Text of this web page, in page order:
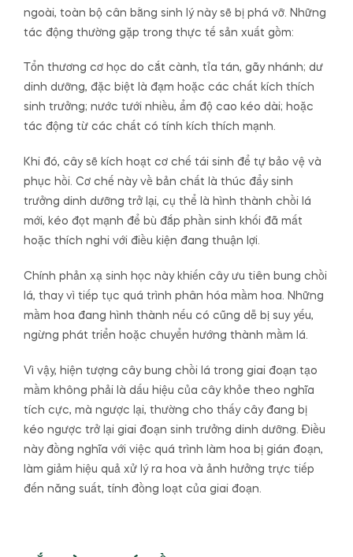
ngoài, toàn bộ cân bằng sinh lý này sẽ bị phá vỡ. Những
tác động thường gặp trong thực tế sản xuất gồm:
Tổn thương cơ học do cắt cành, tỉa tán, gãy nhánh; dư
dinh dưỡng, đặc biệt là đạm hoặc các chất kích thích
sinh trưởng; nước tưới nhiều, ẩm độ cao kéo dài; hoặc
tác động từ các chất có tính kích thích mạnh.
Khi đó, cây sẽ kích hoạt cơ chế tái sinh để tự bảo vệ và
phục hồi. Cơ chế này về bản chất là thúc đẩy sinh
trưởng dinh dưỡng trở lại, cụ thể là hình thành chồi lá
mới, kéo đọt mạnh để bù đắp phần sinh khối đã mất
hoặc thích nghi với điều kiện đang thuận lợi.
Chính phản xạ sinh học này khiến cây ưu tiên bung chồi
lá, thay vì tiếp tục quá trình phân hóa mầm hoa. Những
mầm hoa đang hình thành nếu có cũng dễ bị suy yếu,
ngừng phát triển hoặc chuyển hướng thành mầm lá.
Vì vậy, hiện tượng cây bung chồi lá trong giai đoạn tạo
mầm không phải là dấu hiệu của cây khỏe theo nghĩa
tích cực, mà ngược lại, thường cho thấy cây đang bị
kéo ngược trở lại giai đoạn sinh trưởng dinh dưỡng. Điều
này đồng nghĩa với việc quá trình làm hoa bị gián đoạn,
làm giảm hiệu quả xử lý ra hoa và ảnh hưởng trực tiếp
đến năng suất, tính đồng loạt của giai đoạn.